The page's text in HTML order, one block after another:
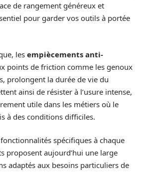
de rangement généreux et
pour garder vos outils à portée
les empiècements anti-
points de friction comme les genoux
prolongent la durée de vie du
ainsi de résister à l’usure intense,
utile dans les métiers où le
à des conditions difficiles.
spécifiques à chaque
proposent aujourd’hui une large
adaptés aux besoins particuliers de